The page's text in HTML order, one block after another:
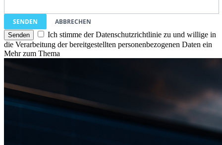
SENDEN
ABBRECHEN
Ich stimme der Datenschutzrichtlinie zu und willige in
die Verarbeitung der bereitgestellten personenbezogenen Daten ein
Mehr zum Thema